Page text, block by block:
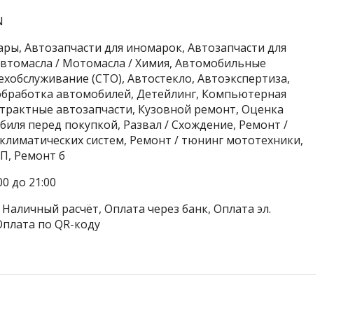
Автозапчасти для иномарок, Автозапчасти для
/ Мотомасла / Химия, Автомобильные
(СТО), Автостекло, Автоэкспертиза,
автомобилей, Детейлинг, Компьютерная
автозапчасти, Кузовной ремонт, Оценка
перед покупкой, Развал / Схождение, Ремонт /
систем, Ремонт / тюнинг мототехники,
Ремонт б
до 21:00
расчёт, Оплата через банк, Оплата эл.
по QR-коду